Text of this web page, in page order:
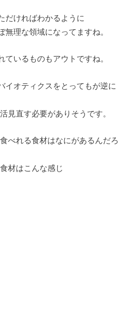
だければわかるように
無理な領域になってますね。
ているものもアウトですね。
イオティクスをとってもが逆に
見直す必要がありそうです。
べれる食材はなにがあるんだろ
材はこんな感じ